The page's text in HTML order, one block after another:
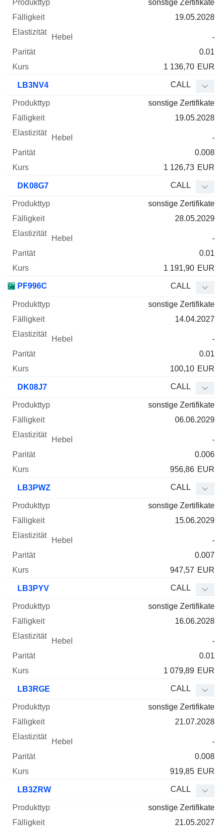
sonstige Zertifikate
19.05.2028
-
0.01
1 136,70 EUR
LB3NV4 CALL
sonstige Zertifikate
19.05.2028
-
0.008
1 126,73 EUR
DK08G7 CALL
sonstige Zertifikate
28.05.2029
-
0.01
1 191,90 EUR
PF996C CALL
sonstige Zertifikate
14.04.2027
-
0.01
100,10 EUR
DK08J7 CALL
sonstige Zertifikate
06.06.2029
-
0.006
956,86 EUR
LB3PWZ CALL
sonstige Zertifikate
15.06.2029
-
0.007
947,57 EUR
LB3PYV CALL
sonstige Zertifikate
16.06.2028
-
0.01
1 079,89 EUR
LB3RGE CALL
sonstige Zertifikate
21.07.2028
-
0.008
919,85 EUR
LB3ZRW CALL
sonstige Zertifikate
21.05.2027